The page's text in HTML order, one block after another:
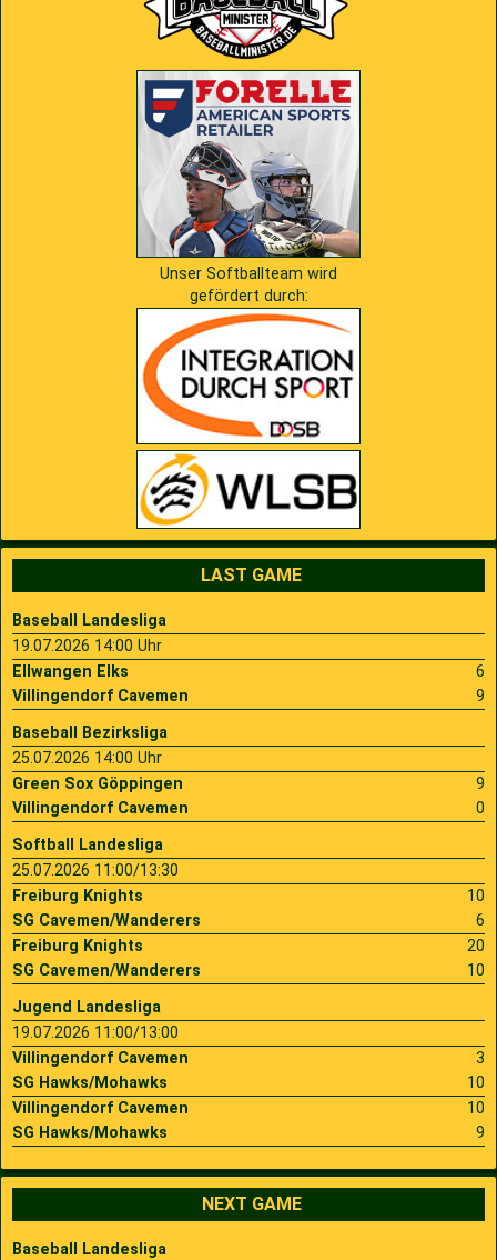
Unser Softballteam wird
gefördert durch:
LAST GAME
Baseball Landesliga
19.07.2026 14:00 Uhr
Ellwangen Elks
6
Villingendorf Cavemen
9
Baseball Bezirksliga
25.07.2026 14:00 Uhr
Green Sox Göppingen
9
Villingendorf Cavemen
0
Softball Landesliga
25.07.2026 11:00/13:30
Freiburg Knights
10
SG Cavemen/Wanderers
6
Freiburg Knights
20
SG Cavemen/Wanderers
10
Jugend Landesliga
19.07.2026 11:00/13:00
Villingendorf Cavemen
3
SG Hawks/Mohawks
10
Villingendorf Cavemen
10
SG Hawks/Mohawks
9
NEXT GAME
Baseball Landesliga